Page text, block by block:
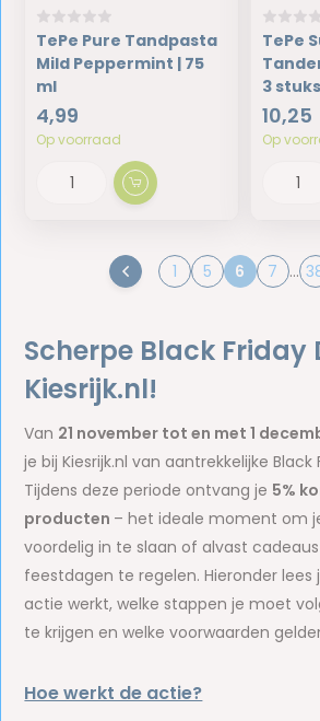
TePe Pure Tandpasta
Mild Peppermint | 75
ml
4,99
Op voorraad
TePe
3 stuks
10,25
Op
1 5 6 7 ...
Scherpe Black Friday
Kiesrijk.nl!
Van 21 november tot en met 1
je bij Kiesrijk.nl van aantrekkelijke Black
Tijdens deze periode ontvang je 5%
producten – het ideale moment om
voordelig in te slaan of alvast
feestdagen te regelen. Hieronder lees
actie werkt, welke stappen je moet
te krijgen en welke voorwaarden
Hoe werkt de actie?